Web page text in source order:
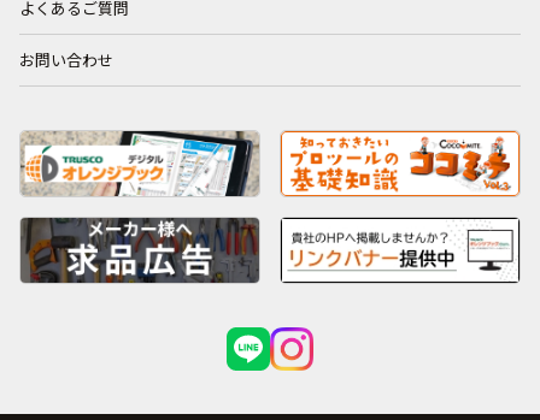
よくあるご質問
お問い合わせ